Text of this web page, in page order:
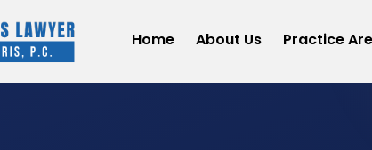
Home About Us Practice